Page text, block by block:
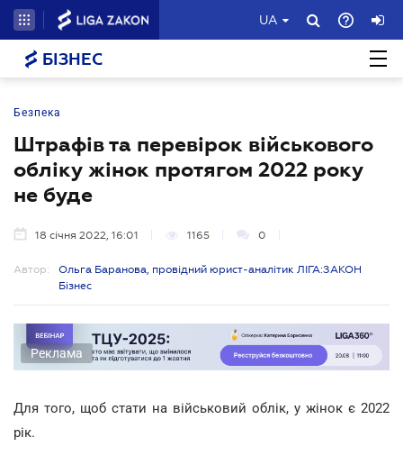
UA
БІЗНЕС
Безпека
Штрафів та перевірок військового
обліку жінок протягом 2022 року
не буде
18 січня 2022, 16:01 1165 0
Автор:
Ольга Баранова, провідний юрист-аналітик ЛІГА:ЗАКОН
Бізнес
Реклама
Для того, щоб стати на військовий облік, у жінок є 2022
рік.